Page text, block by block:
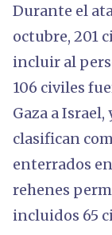
Durante el
octubre, 201
incluir al
106 civiles
Gaza a
clasifican
enterrados
rehenes
incluidos 65